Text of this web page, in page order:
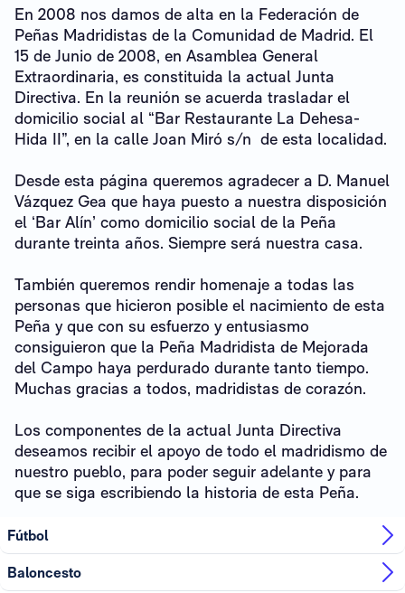
En 2008 nos damos de alta en la Federación de
Peñas Madridistas de la Comunidad de Madrid. El
15 de Junio de 2008, en Asamblea General
Extraordinaria, es constituida la actual Junta
Directiva. En la reunión se acuerda trasladar el
domicilio social al “Bar Restaurante La Dehesa-
Hida II”, en la calle Joan Miró s/n de esta localidad.
Desde esta página queremos agradecer a D. Manuel
Vázquez Gea que haya puesto a nuestra disposición
el ‘Bar Alín’ como domicilio social de la Peña
durante treinta años. Siempre será nuestra casa.
También queremos rendir homenaje a todas las
personas que hicieron posible el nacimiento de esta
Peña y que con su esfuerzo y entusiasmo
consiguieron que la Peña Madridista de Mejorada
del Campo haya perdurado durante tanto tiempo.
Muchas gracias a todos, madridistas de corazón.
Los componentes de la actual Junta Directiva
deseamos recibir el apoyo de todo el madridismo de
nuestro pueblo, para poder seguir adelante y para
que se siga escribiendo la historia de esta Peña.
Fútbol
Baloncesto